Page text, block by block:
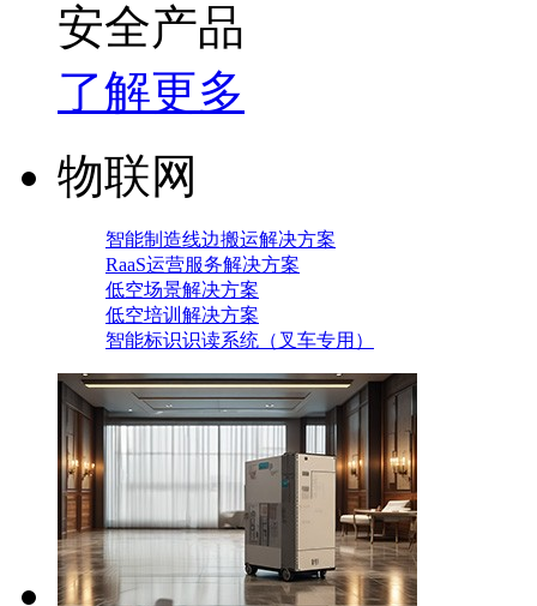
安全产品
了解更多
物联网
智能制造线边搬运解决方案
RaaS运营服务解决方案
低空场景解决方案
低空培训解决方案
智能标识识读系统（叉车专用）